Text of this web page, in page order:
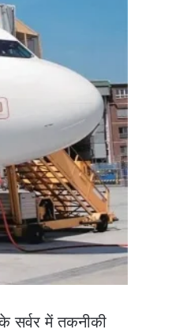
सर्वर में तकनीकी